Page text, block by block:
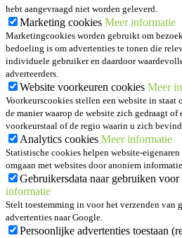
hebt aangevraagd niet worden geleverd.
Marketing cookies Meer informatie
Marketingcookies worden gebruikt om
bedoeling is om advertenties te tonen die
individuele gebruiker en daardoor
adverteerders.
Website voorkeuren cookies Meer
Voorkeurscookies stellen een website in
de manier waarop de website zich gedraagt
voorkeurstaal of de regio waarin u zich
Analytics cookies Meer informatie
Statistische cookies helpen website-
omgaan met websites door anoniem
Gebruikersdata naar gebruiken
informatie
Stelt toestemming in voor het verzenden van
advertenties naar Google.
Persoonlijke advertenties toestaan